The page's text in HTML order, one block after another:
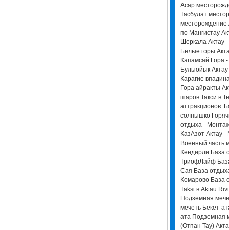
Асар
Тасбулат
месторождение
по Мангистау
Шеркала Актау -
Белые горы
Капамсай Гора
Булыойык
Карагие
Гора айракты
шаров Такси в
аттракционов.
солнышко
отдыха -
КазАзот Актау
Военный часть
Кендирли База
ТриофЛайф
Сая База
Комарово База
Taksi в Aktau
Подземная
мечеть Бекет-
ата Подземная
(Отпан Тау)